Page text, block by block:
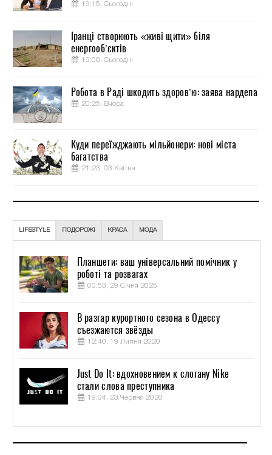
19:15, Сьогодні
Іранці створюють «живі щити» біля
енергооб’єктів
19:00, Сьогодні
Робота в Раді шкодить здоров’ю: заява нардепа
20:25, Вчора
Куди переїжджають мільйонери: нові міста
багатства
21:23, 03 Квітня
LIFESTYLE ПОДОРОЖІ КРАСА МОДА
Планшети: ваш універсальний помічник у
роботі та розвагах
00:53, 29 Січня 2025
В разгар курортного сезона в Одессу
съезжаются звёзды
12:40, 19 Липня 2020
Just Do It: вдохновением к слогану Nike
стали слова преступника
19:04, 23 Червня 2020